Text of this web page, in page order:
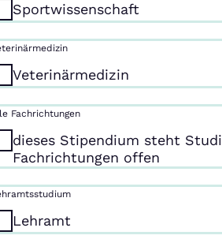
Sportwissenschaft
Veterinärmedizin
Fachrichtungen
dieses Stipendium steht
Fachrichtungen offen
Lehramt